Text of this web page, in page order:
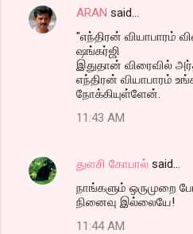
ARAN said…
"எந்திரன் வியாபாரம்
ஷங்கர்ஜி
இதுதான் விரைவில்
எந்திரன் வியாபாரம்
நோக்கியுள்ளேன்.
11:43 AM
துளசி கோபால் said…
நாங்களும் ஒருமுறை
நினைவு இல்லையே!
11:44 AM